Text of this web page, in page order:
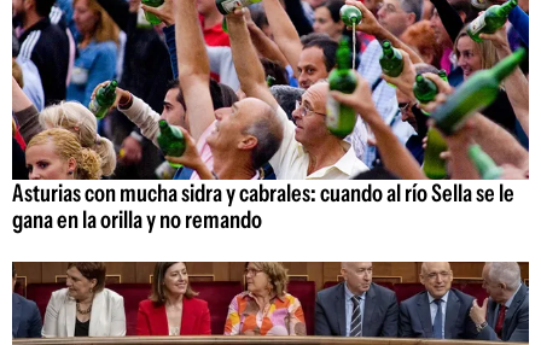
Asturias con mucha sidra y cabrales: cuando al río Sella se le
gana en la orilla y no remando